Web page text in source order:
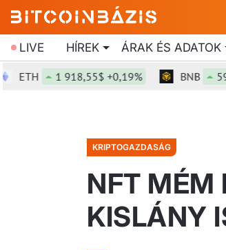
LIVE HÍREK ÁRAK ÉS ADATOK
1 918,55$ +0,19% BNB
KRIPTOGAZDASÁG
NFT MÉM
KISLÁNY